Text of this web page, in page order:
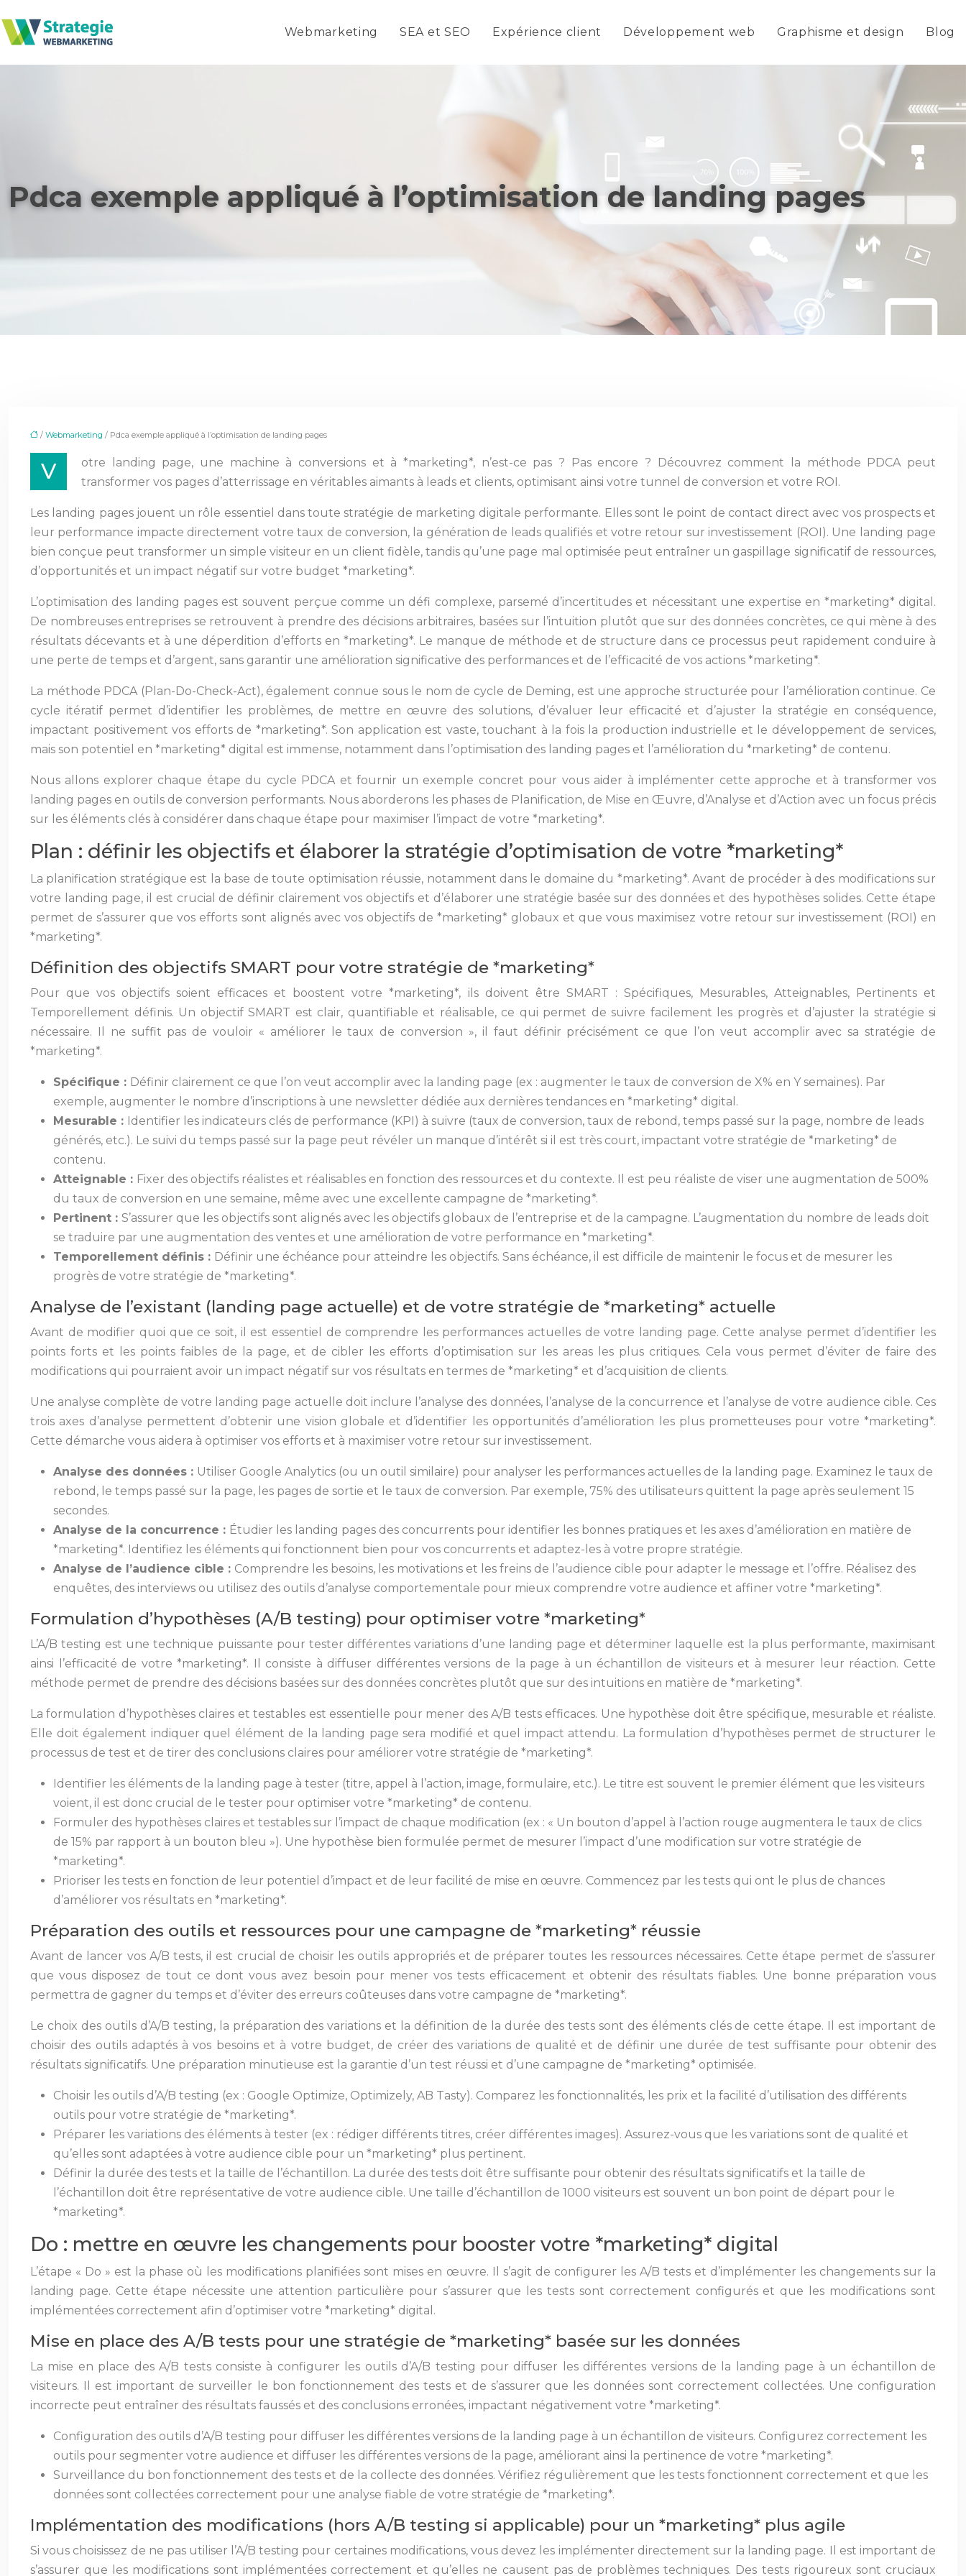
Webmarketing SEA et SEO Expérience client Développement web Graphisme et design Blog
Pdca exemple appliqué à l’optimisation de landing pages
/ Webmarketing / Pdca exemple appliqué à l’optimisation de landing pages
V
otre landing page, une machine à conversions et à *marketing*, n’est-ce pas ? Pas encore ? Découvrez comment la méthode PDCA peut
transformer vos pages d’atterrissage en véritables aimants à leads et clients, optimisant ainsi votre tunnel de conversion et votre ROI.
Les landing pages jouent un rôle essentiel dans toute stratégie de marketing digitale performante. Elles sont le point de contact direct avec vos prospects et
leur performance impacte directement votre taux de conversion, la génération de leads qualifiés et votre retour sur investissement (ROI). Une landing page
bien conçue peut transformer un simple visiteur en un client fidèle, tandis qu’une page mal optimisée peut entraîner un gaspillage significatif de ressources,
d’opportunités et un impact négatif sur votre budget *marketing*.
L’optimisation des landing pages est souvent perçue comme un défi complexe, parsemé d’incertitudes et nécessitant une expertise en *marketing* digital.
De nombreuses entreprises se retrouvent à prendre des décisions arbitraires, basées sur l’intuition plutôt que sur des données concrètes, ce qui mène à des
résultats décevants et à une déperdition d’efforts en *marketing*. Le manque de méthode et de structure dans ce processus peut rapidement conduire à
une perte de temps et d’argent, sans garantir une amélioration significative des performances et de l’efficacité de vos actions *marketing*.
La méthode PDCA (Plan-Do-Check-Act), également connue sous le nom de cycle de Deming, est une approche structurée pour l’amélioration continue. Ce
cycle itératif permet d’identifier les problèmes, de mettre en œuvre des solutions, d’évaluer leur efficacité et d’ajuster la stratégie en conséquence,
impactant positivement vos efforts de *marketing*. Son application est vaste, touchant à la fois la production industrielle et le développement de services,
mais son potentiel en *marketing* digital est immense, notamment dans l’optimisation des landing pages et l’amélioration du *marketing* de contenu.
Nous allons explorer chaque étape du cycle PDCA et fournir un exemple concret pour vous aider à implémenter cette approche et à transformer vos
landing pages en outils de conversion performants. Nous aborderons les phases de Planification, de Mise en Œuvre, d’Analyse et d’Action avec un focus précis
sur les éléments clés à considérer dans chaque étape pour maximiser l’impact de votre *marketing*.
Plan : définir les objectifs et élaborer la stratégie d’optimisation de votre *marketing*
La planification stratégique est la base de toute optimisation réussie, notamment dans le domaine du *marketing*. Avant de procéder à des modifications sur
votre landing page, il est crucial de définir clairement vos objectifs et d’élaborer une stratégie basée sur des données et des hypothèses solides. Cette étape
permet de s’assurer que vos efforts sont alignés avec vos objectifs de *marketing* globaux et que vous maximisez votre retour sur investissement (ROI) en
*marketing*.
Définition des objectifs SMART pour votre stratégie de *marketing*
Pour que vos objectifs soient efficaces et boostent votre *marketing*, ils doivent être SMART : Spécifiques, Mesurables, Atteignables, Pertinents et
Temporellement définis. Un objectif SMART est clair, quantifiable et réalisable, ce qui permet de suivre facilement les progrès et d’ajuster la stratégie si
nécessaire. Il ne suffit pas de vouloir « améliorer le taux de conversion », il faut définir précisément ce que l’on veut accomplir avec sa stratégie de
*marketing*.
Spécifique : Définir clairement ce que l’on veut accomplir avec la landing page (ex : augmenter le taux de conversion de X% en Y semaines). Par
exemple, augmenter le nombre d’inscriptions à une newsletter dédiée aux dernières tendances en *marketing* digital.
Mesurable : Identifier les indicateurs clés de performance (KPI) à suivre (taux de conversion, taux de rebond, temps passé sur la page, nombre de leads
générés, etc.). Le suivi du temps passé sur la page peut révéler un manque d’intérêt si il est très court, impactant votre stratégie de *marketing* de
contenu.
Atteignable : Fixer des objectifs réalistes et réalisables en fonction des ressources et du contexte. Il est peu réaliste de viser une augmentation de 500%
du taux de conversion en une semaine, même avec une excellente campagne de *marketing*.
Pertinent : S’assurer que les objectifs sont alignés avec les objectifs globaux de l’entreprise et de la campagne. L’augmentation du nombre de leads doit
se traduire par une augmentation des ventes et une amélioration de votre performance en *marketing*.
Temporellement définis : Définir une échéance pour atteindre les objectifs. Sans échéance, il est difficile de maintenir le focus et de mesurer les
progrès de votre stratégie de *marketing*.
Analyse de l’existant (landing page actuelle) et de votre stratégie de *marketing* actuelle
Avant de modifier quoi que ce soit, il est essentiel de comprendre les performances actuelles de votre landing page. Cette analyse permet d’identifier les
points forts et les points faibles de la page, et de cibler les efforts d’optimisation sur les areas les plus critiques. Cela vous permet d’éviter de faire des
modifications qui pourraient avoir un impact négatif sur vos résultats en termes de *marketing* et d’acquisition de clients.
Une analyse complète de votre landing page actuelle doit inclure l’analyse des données, l’analyse de la concurrence et l’analyse de votre audience cible. Ces
trois axes d’analyse permettent d’obtenir une vision globale et d’identifier les opportunités d’amélioration les plus prometteuses pour votre *marketing*.
Cette démarche vous aidera à optimiser vos efforts et à maximiser votre retour sur investissement.
Analyse des données : Utiliser Google Analytics (ou un outil similaire) pour analyser les performances actuelles de la landing page. Examinez le taux de
rebond, le temps passé sur la page, les pages de sortie et le taux de conversion. Par exemple, 75% des utilisateurs quittent la page après seulement 15
secondes.
Analyse de la concurrence : Étudier les landing pages des concurrents pour identifier les bonnes pratiques et les axes d’amélioration en matière de
*marketing*. Identifiez les éléments qui fonctionnent bien pour vos concurrents et adaptez-les à votre propre stratégie.
Analyse de l’audience cible : Comprendre les besoins, les motivations et les freins de l’audience cible pour adapter le message et l’offre. Réalisez des
enquêtes, des interviews ou utilisez des outils d’analyse comportementale pour mieux comprendre votre audience et affiner votre *marketing*.
Formulation d’hypothèses (A/B testing) pour optimiser votre *marketing*
L’A/B testing est une technique puissante pour tester différentes variations d’une landing page et déterminer laquelle est la plus performante, maximisant
ainsi l’efficacité de votre *marketing*. Il consiste à diffuser différentes versions de la page à un échantillon de visiteurs et à mesurer leur réaction. Cette
méthode permet de prendre des décisions basées sur des données concrètes plutôt que sur des intuitions en matière de *marketing*.
La formulation d’hypothèses claires et testables est essentielle pour mener des A/B tests efficaces. Une hypothèse doit être spécifique, mesurable et réaliste.
Elle doit également indiquer quel élément de la landing page sera modifié et quel impact attendu. La formulation d’hypothèses permet de structurer le
processus de test et de tirer des conclusions claires pour améliorer votre stratégie de *marketing*.
Identifier les éléments de la landing page à tester (titre, appel à l’action, image, formulaire, etc.). Le titre est souvent le premier élément que les visiteurs
voient, il est donc crucial de le tester pour optimiser votre *marketing* de contenu.
Formuler des hypothèses claires et testables sur l’impact de chaque modification (ex : « Un bouton d’appel à l’action rouge augmentera le taux de clics
de 15% par rapport à un bouton bleu »). Une hypothèse bien formulée permet de mesurer l’impact d’une modification sur votre stratégie de
*marketing*.
Prioriser les tests en fonction de leur potentiel d’impact et de leur facilité de mise en œuvre. Commencez par les tests qui ont le plus de chances
d’améliorer vos résultats en *marketing*.
Préparation des outils et ressources pour une campagne de *marketing* réussie
Avant de lancer vos A/B tests, il est crucial de choisir les outils appropriés et de préparer toutes les ressources nécessaires. Cette étape permet de s’assurer
que vous disposez de tout ce dont vous avez besoin pour mener vos tests efficacement et obtenir des résultats fiables. Une bonne préparation vous
permettra de gagner du temps et d’éviter des erreurs coûteuses dans votre campagne de *marketing*.
Le choix des outils d’A/B testing, la préparation des variations et la définition de la durée des tests sont des éléments clés de cette étape. Il est important de
choisir des outils adaptés à vos besoins et à votre budget, de créer des variations de qualité et de définir une durée de test suffisante pour obtenir des
résultats significatifs. Une préparation minutieuse est la garantie d’un test réussi et d’une campagne de *marketing* optimisée.
Choisir les outils d’A/B testing (ex : Google Optimize, Optimizely, AB Tasty). Comparez les fonctionnalités, les prix et la facilité d’utilisation des différents
outils pour votre stratégie de *marketing*.
Préparer les variations des éléments à tester (ex : rédiger différents titres, créer différentes images). Assurez-vous que les variations sont de qualité et
qu’elles sont adaptées à votre audience cible pour un *marketing* plus pertinent.
Définir la durée des tests et la taille de l’échantillon. La durée des tests doit être suffisante pour obtenir des résultats significatifs et la taille de
l’échantillon doit être représentative de votre audience cible. Une taille d’échantillon de 1000 visiteurs est souvent un bon point de départ pour le
*marketing*.
Do : mettre en œuvre les changements pour booster votre *marketing* digital
L’étape « Do » est la phase où les modifications planifiées sont mises en œuvre. Il s’agit de configurer les A/B tests et d’implémenter les changements sur la
landing page. Cette étape nécessite une attention particulière pour s’assurer que les tests sont correctement configurés et que les modifications sont
implémentées correctement afin d’optimiser votre *marketing* digital.
Mise en place des A/B tests pour une stratégie de *marketing* basée sur les données
La mise en place des A/B tests consiste à configurer les outils d’A/B testing pour diffuser les différentes versions de la landing page à un échantillon de
visiteurs. Il est important de surveiller le bon fonctionnement des tests et de s’assurer que les données sont correctement collectées. Une configuration
incorrecte peut entraîner des résultats faussés et des conclusions erronées, impactant négativement votre *marketing*.
Configuration des outils d’A/B testing pour diffuser les différentes versions de la landing page à un échantillon de visiteurs. Configurez correctement les
outils pour segmenter votre audience et diffuser les différentes versions de la page, améliorant ainsi la pertinence de votre *marketing*.
Surveillance du bon fonctionnement des tests et de la collecte des données. Vérifiez régulièrement que les tests fonctionnent correctement et que les
données sont collectées correctement pour une analyse fiable de votre stratégie de *marketing*.
Implémentation des modifications (hors A/B testing si applicable) pour un *marketing* plus agile
Si vous choisissez de ne pas utiliser l’A/B testing pour certaines modifications, vous devez les implémenter directement sur la landing page. Il est important de
s’assurer que les modifications sont implémentées correctement et qu’elles ne causent pas de problèmes techniques. Des tests rigoureux sont cruciaux